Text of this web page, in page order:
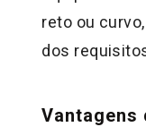
reto ou
dos
Vantagens